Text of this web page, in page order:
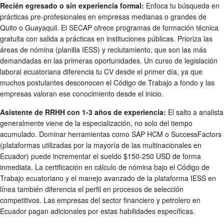
Recién egresado o sin experiencia formal: Enfoca tu búsqueda en
prácticas pre-profesionales en empresas medianas o grandes de
Quito o Guayaquil. El SECAP ofrece programas de formación técnica
gratuita con salida a prácticas en instituciones públicas. Prioriza las
áreas de nómina (planilla IESS) y reclutamiento, que son las más
demandadas en las primeras oportunidades. Un curso de legislación
laboral ecuatoriana diferencia tu CV desde el primer día, ya que
muchos postulantes desconocen el Código de Trabajo a fondo y las
empresas valoran ese conocimiento desde el inicio.
Asistente de RRHH con 1-3 años de experiencia: El salto a analista
generalmente viene de la especialización, no solo del tiempo
acumulado. Dominar herramientas como SAP HCM o SuccessFactors
(plataformas utilizadas por la mayoría de las multinacionales en
Ecuador) puede incrementar el sueldo $150-250 USD de forma
inmediata. La certificación en cálculo de nómina bajo el Código de
Trabajo ecuatoriano y el manejo avanzado de la plataforma IESS en
línea también diferencia el perfil en procesos de selección
competitivos. Las empresas del sector financiero y petrolero en
Ecuador pagan adicionales por estas habilidades específicas.